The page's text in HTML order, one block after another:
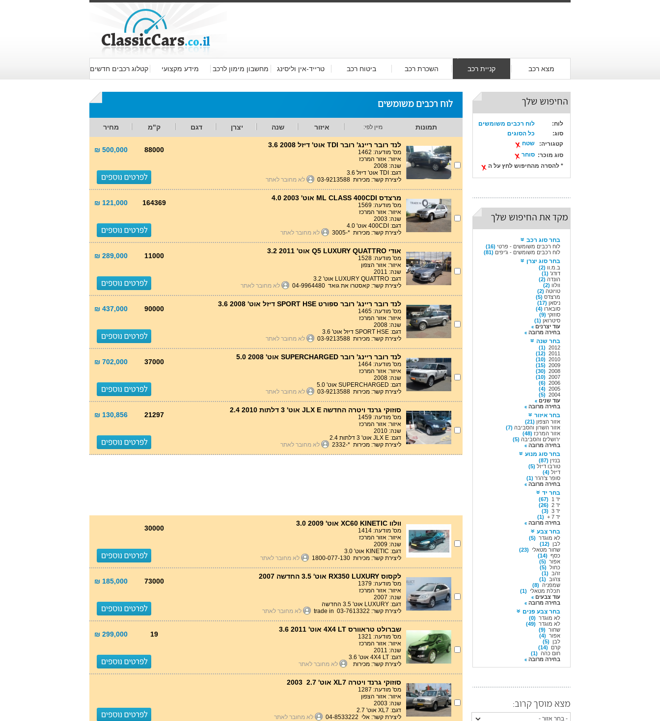
מצא רכב קניית רכב השכרת רכב ביטוח רכב טרייד-אין וליסינג מחשבון מימון לרכב מידע מקצועי קטלוג רכבים חדשים
החיפוש שלך
לוח:
לוח רכבים משומשים
סוג:
כל הסוגים
קטגוריה:
שטח
סוג מוכר: סוחר
* להסרה מהחיפוש לחץ על ה
מקד את החיפוש שלך
בחר סוג רכב
לוח רכבים משומשים - פרטי (16)
לוח רכבים משומשים - ג'יפים (81)
בחר סוג יצרן
ב.מ.וו (2)
דודג' (1)
הונדה (2)
וולוו (2)
טויוטה (2)
מרצדס (5)
ניסאן (17)
סובארו (4)
סוזוקי (9)
סיטרואן (1)
עוד יצרנים
בחירה מרובה
בחר שנה
2012
(1)
2011
(12)
2010
(10)
2009
(15)
2008
(30)
2007
(10)
2006
(6)
2005
(4)
2004
(5)
עוד שנים
בחירה מרובה
בחר איזור
אזור הצפון (21)
אזור השרון והסביבה (7)
אזור המרכז (48)
ירושלים והסביבה (5)
בחירה מרובה
בחר סוג מנוע
בנזין (87)
טורבו דיזל (5)
דיזל (4)
סופר צ'רג'ר (1)
בחירה מרובה
בחר יד
יד 1
(67)
יד 2
(26)
יד 3
(3)
יד 7 +
(1)
בחירה מרובה
בחר צבע
לא מוגדר (5)
לבן (12)
שחור מטאלי (23)
כסף (14)
אפור (5)
כחול (5)
זהב (1)
צהוב (1)
שמפניה (8)
תכלת מטאלי (1)
עוד צבעים
בחירה מרובה
בחר צבע פנים
לא מוגדר (0)
לא מוגדר (49)
שחור (9)
אפור (4)
לבן (5)
קרם (14)
חום כהה (1)
בחירה מרובה
מצא מוסך קרוב:
לוח רכבים משומשים
תמונות מיין לפי: איזור שנה יצרן דגם ק"מ מחיר
לנד רובר ריינג' רובר TDI אוט' דיזל 3.6 2008
מס' מודעה: 1462
איזור: אזור המרכז
שנה: 2008
דגם: TDI אוט' דיזל 3.6
ליצירת קשר: מכירות 03-9213588
לא מחובר לאתר
88000
500,000 ₪
מרצדס ML CLASS 400CDI אוט' 4.0 2003
מס' מודעה: 1569
איזור: אזור המרכז
שנה: 2003
דגם: 400CDI אוט' 4.0
ליצירת קשר: מכירות *-3005
לא מחובר לאתר
164369
121,000 ₪
אודי Q5 LUXURY QUATTRO אוט' 3.2 2011
מס' מודעה: 1528
איזור: אזור הצפון
שנה: 2011
דגם: LUXURY QUATTRO אוט' 3.2
ליצירת קשר: קאסטרו את גואד 04-9964480
לא מחובר לאתר
11000
289,000 ₪
לנד רובר ריינג' רובר ספורט SPORT HSE דיזל אוט' 3.6 2008
מס' מודעה: 1465
איזור: אזור המרכז
שנה: 2008
דגם: SPORT HSE דיזל אוט' 3.6
ליצירת קשר: מכירות 03-9213588
לא מחובר לאתר
90000
437,000 ₪
לנד רובר ריינג' רובר SUPERCHARGED אוט' 5.0 2008
מס' מודעה: 1464
איזור: אזור המרכז
שנה: 2008
דגם: SUPERCHARGED אוט' 5.0
ליצירת קשר: מכירות 03-9213588
לא מחובר לאתר
37000
702,000 ₪
סוזוקי גרנד ויטרה החדשה JLX E אוט' 3 דלתות 2.4 2010
מס' מודעה: 1459
איזור: אזור המרכז
שנה: 2010
דגם: JLX E אוט' 3 דלתות 2.4
ליצירת קשר: מכירות *-2332
לא מחובר לאתר
21297
130,856 ₪
וולוו XC60 KINETIC אוט' 3.0 2009
מס' מודעה: 1414
איזור: אזור המרכז
שנה: 2009
דגם: KINETIC אוט' 3.0
ליצירת קשר: מכירות 1800-077-130
לא מחובר לאתר
30000
לקסוס RX350 LUXURY אוט' 3.5 החדשה 2007
מס' מודעה: 1379
איזור: אזור המרכז
שנה: 2007
דגם: LUXURY אוט' 3.5 החדשה
ליצירת קשר: trade in 03-7613322
לא מחובר לאתר
73000
185,000 ₪
שברולט טראוורס 4X4 LT אוט' 3.6 2011
מס' מודעה: 1321
איזור: אזור המרכז
שנה: 2011
דגם: 4X4 LT אוט' 3.6
ליצירת קשר: מכירות
לא מחובר לאתר
19
299,000 ₪
סוזוקי גרנד ויטרה XL7 אוט' 2.7 2003
מס' מודעה: 1287
איזור: אזור הצפון
שנה: 2003
דגם: XL7 אוט' 2.7
ליצירת קשר: אלי 04-8533222
לא מחובר לאתר